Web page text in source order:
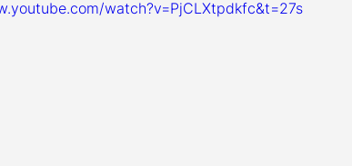
watch?v=PjCLXtpdkfc&t=27s